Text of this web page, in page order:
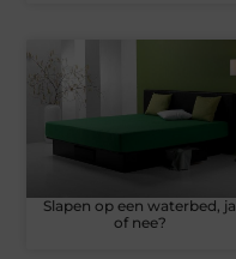
Slapen op een waterbed, ja
of nee?